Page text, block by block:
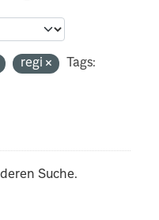
regi
Tags:
Suche.